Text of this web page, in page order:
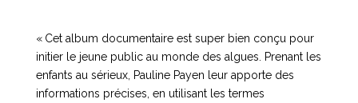
« Cet album documentaire est super bien conçu pour
initier le jeune public au monde des algues. Prenant les
enfants au sérieux, Pauline Payen leur apporte des
informations précises, en utilisant les termes